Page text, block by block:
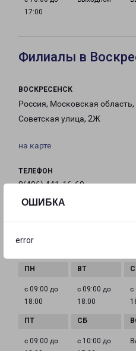
ОШИБКА
error
17:00
Филиалы в
ВОСКРЕСЕНСК
Россия, Московская область,
Советская улица, 2Ж
на карте
ТЕЛЕФОН
8(496) 441-16-60
Voskresensk@pecom.ru
с 09:00 до
18:00
с 09:00 до
18:00
с
с 09:00 до
с 10:00 до